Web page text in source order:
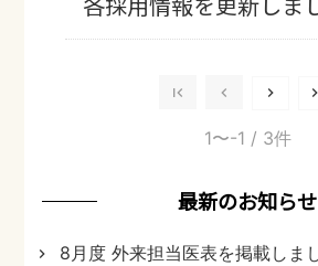
1〜-1 / 3件
最新のお知らせ
8月度 外来担当医表を掲載しま